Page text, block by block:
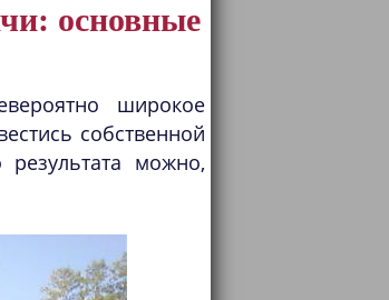
основные
широкое
собственной
можно,